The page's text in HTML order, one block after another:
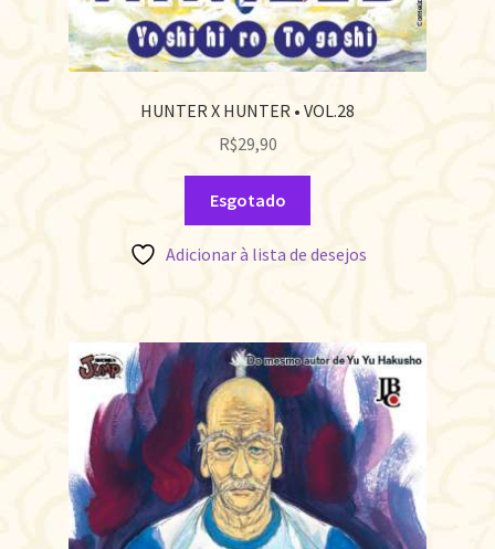
HUNTER X HUNTER • VOL.28
R$29,90
Esgotado
Adicionar à lista de desejos